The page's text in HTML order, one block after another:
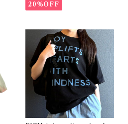
20%OFF